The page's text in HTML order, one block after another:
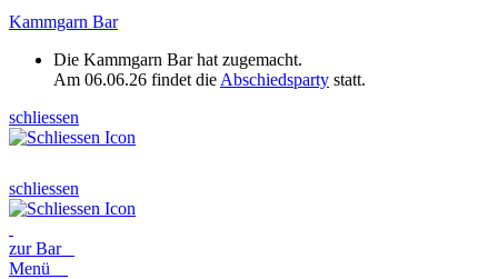
Kammgarn Bar
Die Kammgarn Bar hat zugemacht.
Am 06.06.26 findet die Abschiedsparty statt.
schliessen
schliessen
zur Bar
Menü